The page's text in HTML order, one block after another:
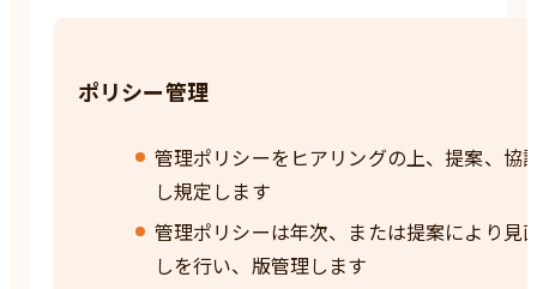
ポリシー管理
管理ポリシーをヒアリングの上、提案、協
し規定します
管理ポリシーは年次、または提案により見
しを行い、版管理します